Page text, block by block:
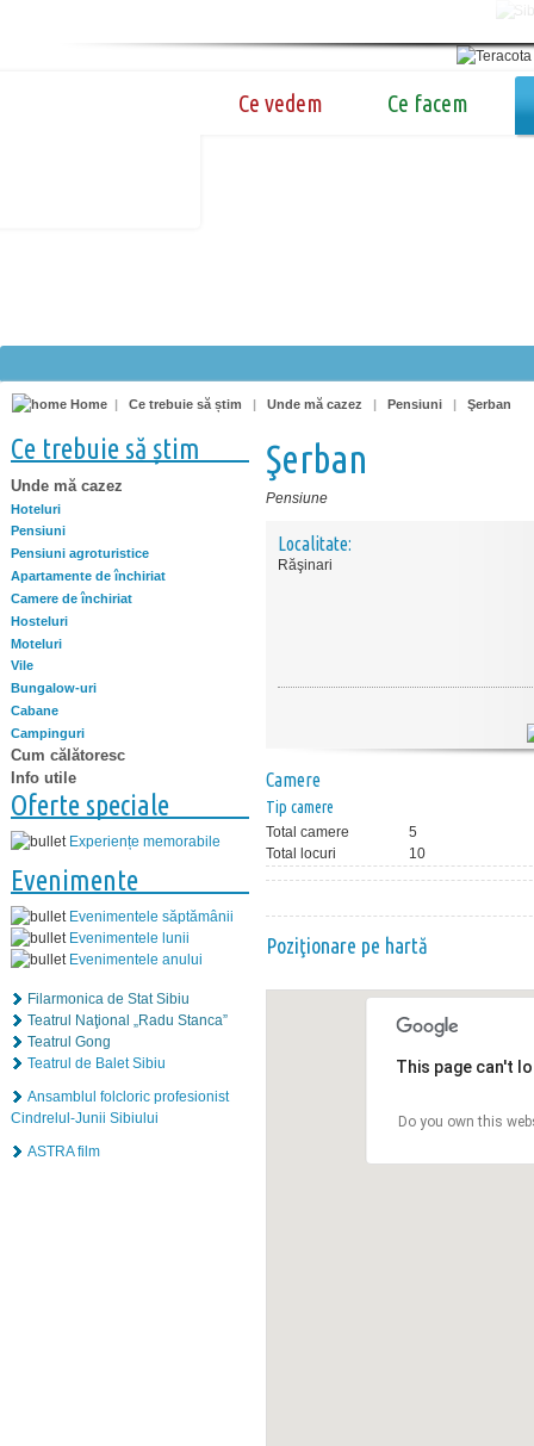
Ce vedem Ce facem
Home | Ce trebuie să știm | Unde mă cazez | Pensiuni | Şerban
Ce trebuie să știm
Unde mă cazez
Hoteluri
Pensiuni
Pensiuni agroturistice
Apartamente de închiriat
Camere de închiriat
Hosteluri
Moteluri
Vile
Bungalow-uri
Cabane
Campinguri
Cum călătoresc
Info utile
Oferte speciale
Experiențe memorabile
Evenimente
Evenimentele săptămânii
Evenimentele lunii
Evenimentele anului
Filarmonica de Stat Sibiu
Teatrul Naţional „Radu Stanca”
Teatrul Gong
Teatrul de Balet Sibiu
Ansamblul folcloric profesionist
Cindrelul-Junii Sibiului
ASTRA film
Şerban
Pensiune
Localitate:
Răşinari
Camere
Tip camere
Total camere
5
Total locuri
10
Poziţionare pe hartă
This page can't
Do you own this